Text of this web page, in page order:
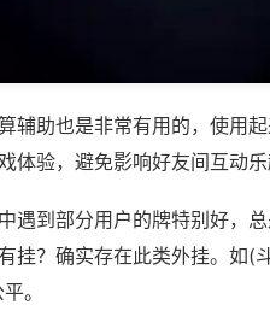
辅助也是非常有用的，使用
验，避免影响好友间互动乐
遇到部分用户的牌特别好，
挂？确实存在此类外挂。如(
。